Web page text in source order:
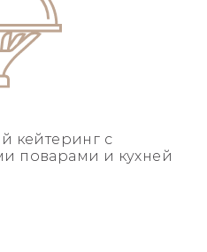
кейтеринг с
поварами и кухней